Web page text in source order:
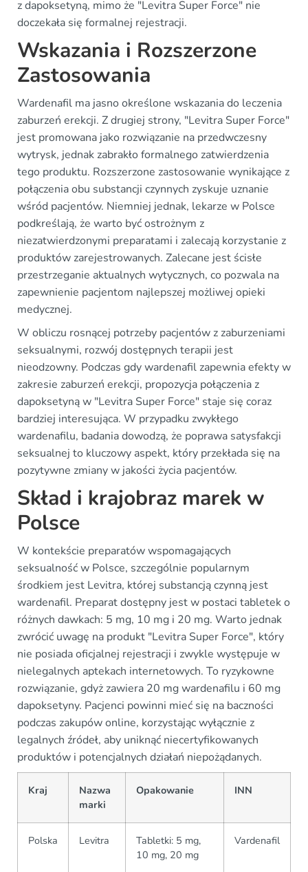
z dapoksetyną, mimo że "Levitra Super Force" nie
doczekała się formalnej rejestracji.
Wskazania i Rozszerzone
Zastosowania
Wardenafil ma jasno określone wskazania do leczenia
zaburzeń erekcji. Z drugiej strony, "Levitra Super Force"
jest promowana jako rozwiązanie na przedwczesny
wytrysk, jednak zabrakło formalnego zatwierdzenia
tego produktu. Rozszerzone zastosowanie wynikające z
połączenia obu substancji czynnych zyskuje uznanie
wśród pacjentów. Niemniej jednak, lekarze w Polsce
podkreślają, że warto być ostrożnym z
niezatwierdzonymi preparatami i zalecają korzystanie z
produktów zarejestrowanych. Zalecane jest ścisłe
przestrzeganie aktualnych wytycznych, co pozwala na
zapewnienie pacjentom najlepszej możliwej opieki
medycznej.
W obliczu rosnącej potrzeby pacjentów z zaburzeniami
seksualnymi, rozwój dostępnych terapii jest
nieodzowny. Podczas gdy wardenafil zapewnia efekty w
zakresie zaburzeń erekcji, propozycja połączenia z
dapoksetyną w "Levitra Super Force" staje się coraz
bardziej interesująca. W przypadku zwykłego
wardenafilu, badania dowodzą, że poprawa satysfakcji
seksualnej to kluczowy aspekt, który przekłada się na
pozytywne zmiany w jakości życia pacjentów.
Skład i krajobraz marek w
Polsce
W kontekście preparatów wspomagających
seksualność w Polsce, szczególnie popularnym
środkiem jest Levitra, której substancją czynną jest
wardenafil. Preparat dostępny jest w postaci tabletek o
różnych dawkach: 5 mg, 10 mg i 20 mg. Warto jednak
zwrócić uwagę na produkt "Levitra Super Force", który
nie posiada oficjalnej rejestracji i zwykle występuje w
nielegalnych aptekach internetowych. To ryzykowne
rozwiązanie, gdyż zawiera 20 mg wardenafilu i 60 mg
dapoksetyny. Pacjenci powinni mieć się na baczności
podczas zakupów online, korzystając wyłącznie z
legalnych źródeł, aby uniknąć niecertyfikowanych
produktów i potencjalnych działań niepożądanych.
Kraj
Nazwa
marki
Opakowanie INN
Polska Levitra
Tabletki: 5 mg,
10 mg, 20 mg
Vardenafil